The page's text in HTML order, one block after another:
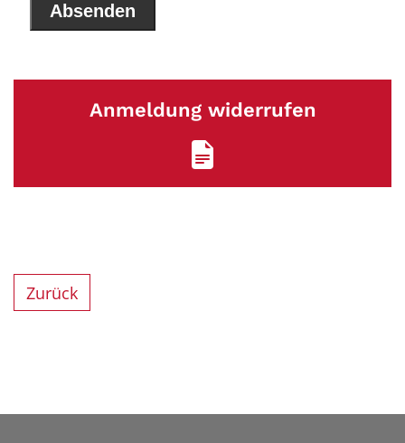
Anmeldung widerrufen
Zurück